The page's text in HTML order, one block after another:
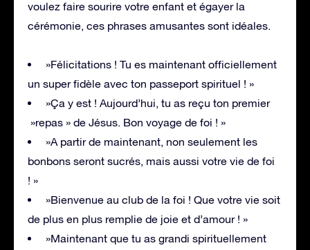
voulez faire sourire votre enfant et égayer la
cérémonie, ces phrases amusantes sont idéales.
»Félicitations ! Tu es maintenant officiellement
un super fidèle avec ton passeport spirituel ! »
»Ça y est ! Aujourd’hui, tu as reçu ton premier
»repas » de Jésus. Bon voyage de foi ! »
»A partir de maintenant, non seulement les
bonbons seront sucrés, mais aussi votre vie de foi
! »
»Bienvenue au club de la foi ! Que votre vie soit
de plus en plus remplie de joie et d’amour ! »
»Maintenant que tu as grandi spirituellement